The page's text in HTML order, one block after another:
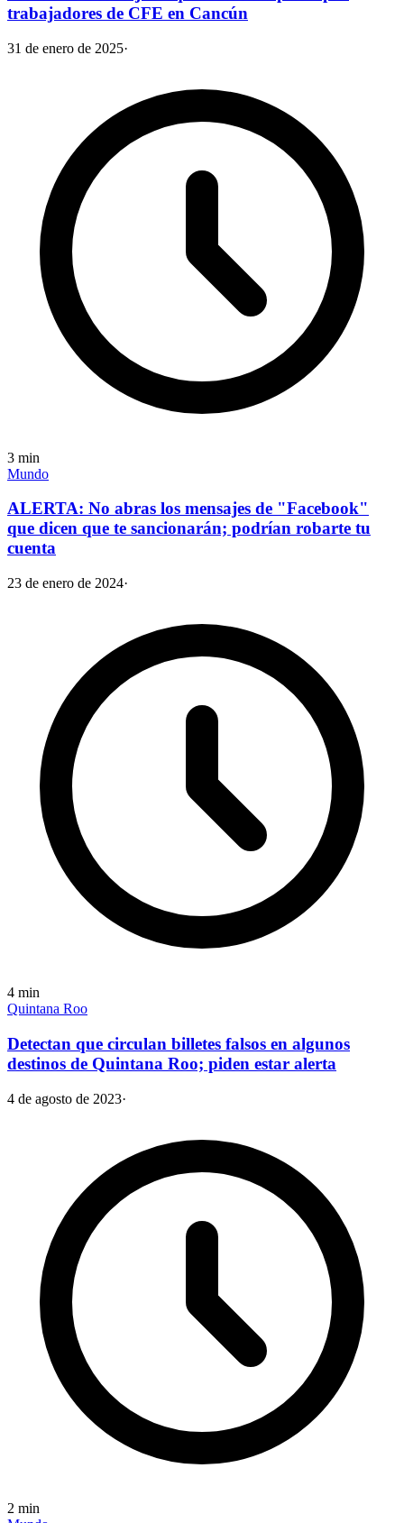
trabajadores de CFE en Cancún
31 de enero de 2025·
3 min
Mundo
ALERTA: No abras los mensajes de "Facebook"
que dicen que te sancionarán; podrían robarte tu
cuenta
23 de enero de 2024·
4 min
Quintana Roo
Detectan que circulan billetes falsos en algunos
destinos de Quintana Roo; piden estar alerta
4 de agosto de 2023·
2 min